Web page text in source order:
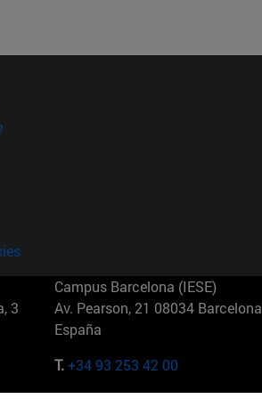
3
Campus Barcelona (IESE)
Av. Pearson, 21 08034 Barcelona
España
T.+34 93 253 42 00